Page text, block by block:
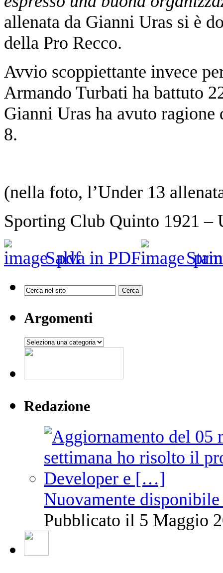
allenata da Gianni Uras si è
della Pro Recco.
Avvio scoppiettante invece
Armando Turbati ha battuto
Gianni Uras ha avuto
8.
(nella foto, l’Under 13
Sporting Club Quinto 1921 –
Salva in PDF
Argomenti
Argomenti
Redazione
Nuovamente
Pubblicato il 5 Maggio